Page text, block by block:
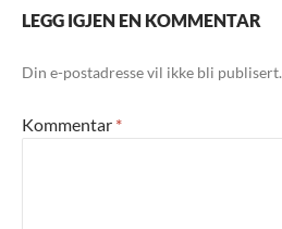
LEGG IGJEN EN KOMMENTAR
Din e-postadresse vil ikke bli publisert.
Kommentar *